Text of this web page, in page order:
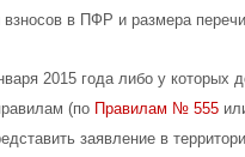
в ПФР и размера
2015 года либо у
(по Правилам № 555
заявление в